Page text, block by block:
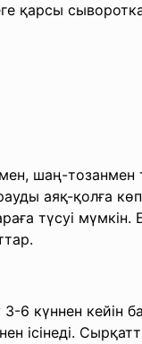
қарсы
шаң-тозанмен
аяқ-қолға
түсуі мүмкін.
6 күннен кейін
ісінеді.